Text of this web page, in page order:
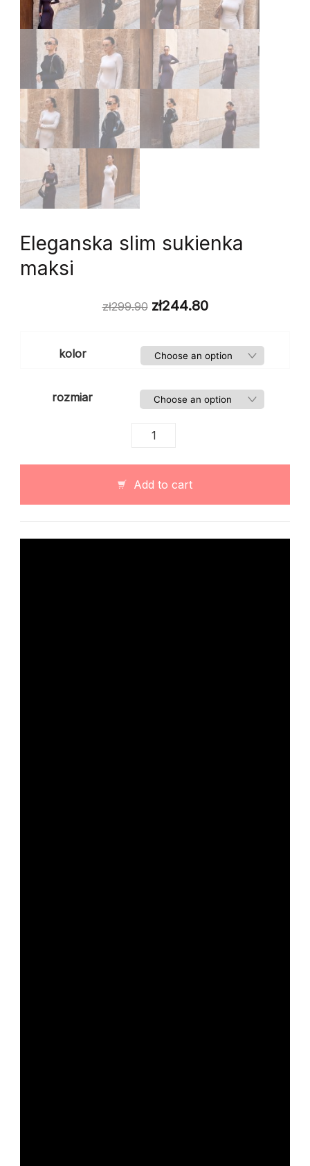
Eleganska slim sukienka
maksi
zł299.90 zł244.80
kolor
rozmiar
Eleganska
sukienka
maksi
Add to cart